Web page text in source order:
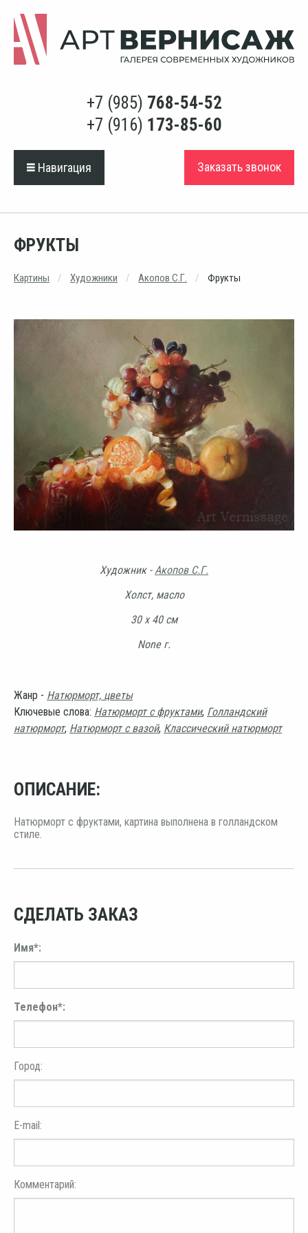
+7 (985) 768-54-52
+7 (916) 173-85-60
Навигация Заказать звонок
ФРУКТЫ
Картины Художники Акопов С.Г. Фрукты
Художник -Акопов С.Г.
Холст, масло
30 х 40 см
None г.
Жанр - Натюрморт, цветы
Ключевые слова: Натюрморт с фруктами, Голландский
натюрморт, Натюрморт с вазой, Классический натюрморт
ОПИСАНИЕ:
Натюрморт с фруктами, картина выполнена в голландском
стиле.
СДЕЛАТЬ ЗАКАЗ
Имя*:
Телефон*:
Город:
E-mail:
Комментарий: